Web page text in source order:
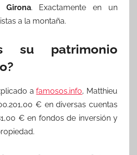
Girona. Exactamente en un
a la montaña.
su patrimonio
afamosos.info, Matthieu
€ en diversas cuentas
€ en fondos de inversión y